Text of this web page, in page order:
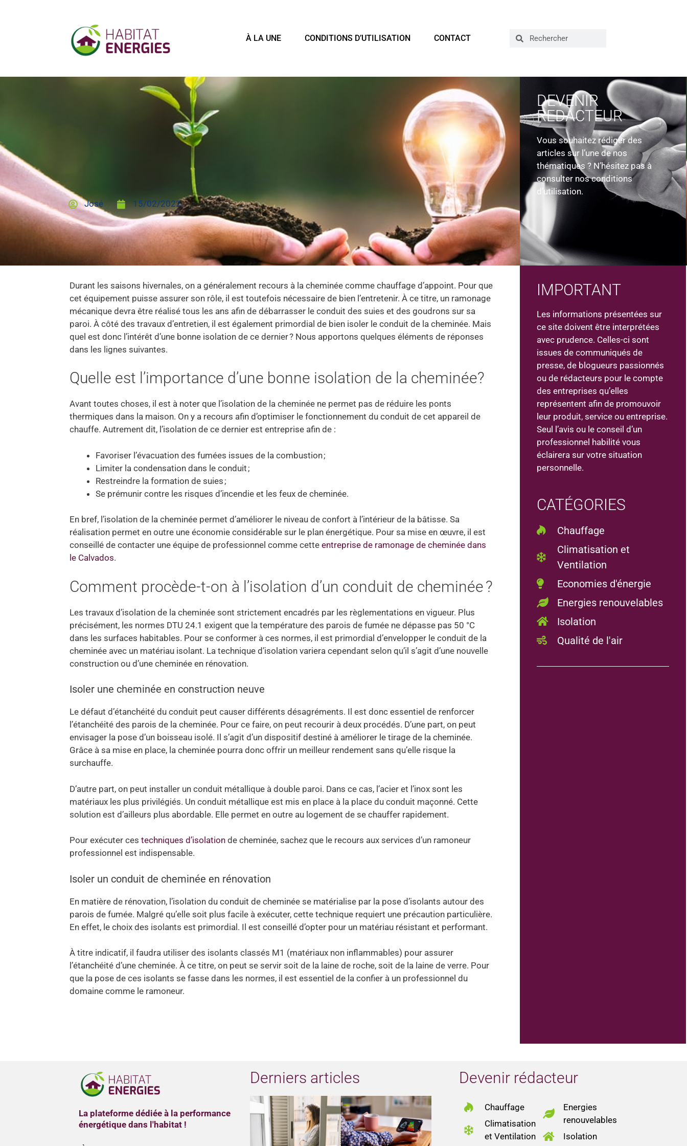
À LA UNE CONDITIONS D’UTILISATION CONTACT
José 15/02/2022
DEVENIR
REDACTEUR
Vous souhaitez rédiger des
articles sur l’une de nos
thématiques ? N’hésitez pas à
consulter nos conditions
d’utilisation.
Durant les saisons hivernales, on a généralement recours à la cheminée comme chauffage d’appoint. Pour que
cet équipement puisse assurer son rôle, il est toutefois nécessaire de bien l’entretenir. À ce titre, un ramonage
mécanique devra être réalisé tous les ans afin de débarrasser le conduit des suies et des goudrons sur sa
paroi. À côté des travaux d’entretien, il est également primordial de bien isoler le conduit de la cheminée. Mais
quel est donc l’intérêt d’une bonne isolation de ce dernier ? Nous apportons quelques éléments de réponses
dans les lignes suivantes.
Quelle est l’importance d’une bonne isolation de la cheminée?
Avant toutes choses, il est à noter que l’isolation de la cheminée ne permet pas de réduire les ponts
thermiques dans la maison. On y a recours afin d’optimiser le fonctionnement du conduit de cet appareil de
chauffe. Autrement dit, l’isolation de ce dernier est entreprise afin de :
Favoriser l’évacuation des fumées issues de la combustion ;
Limiter la condensation dans le conduit ;
Restreindre la formation de suies ;
Se prémunir contre les risques d’incendie et les feux de cheminée.
En bref, l’isolation de la cheminée permet d’améliorer le niveau de confort à l’intérieur de la bâtisse. Sa
réalisation permet en outre une économie considérable sur le plan énergétique. Pour sa mise en œuvre, il est
conseillé de contacter une équipe de professionnel comme cetteentreprise de ramonage de cheminée dans
le Calvados.
Comment procède-t-on à l’isolation d’un conduit de cheminée ?
Les travaux d’isolation de la cheminée sont strictement encadrés par les règlementations en vigueur. Plus
précisément, les normes DTU 24.1 exigent que la température des parois de fumée ne dépasse pas 50 °C
dans les surfaces habitables. Pour se conformer à ces normes, il est primordial d’envelopper le conduit de la
cheminée avec un matériau isolant. La technique d’isolation variera cependant selon qu’il s’agit d’une nouvelle
construction ou d’une cheminée en rénovation.
Isoler une cheminée en construction neuve
Le défaut d’étanchéité du conduit peut causer différents désagréments. Il est donc essentiel de renforcer
l’étanchéité des parois de la cheminée. Pour ce faire, on peut recourir à deux procédés. D’une part, on peut
envisager la pose d’un boisseau isolé. Il s’agit d’un dispositif destiné à améliorer le tirage de la cheminée.
Grâce à sa mise en place, la cheminée pourra donc offrir un meilleur rendement sans qu’elle risque la
surchauffe.
D’autre part, on peut installer un conduit métallique à double paroi. Dans ce cas, l’acier et l’inox sont les
matériaux les plus privilégiés. Un conduit métallique est mis en place à la place du conduit maçonné. Cette
solution est d’ailleurs plus abordable. Elle permet en outre au logement de se chauffer rapidement.
Pour exécuter cestechniques d’isolationde cheminée, sachez que le recours aux services d’un ramoneur
professionnel est indispensable.
Isoler un conduit de cheminée en rénovation
En matière de rénovation, l’isolation du conduit de cheminée se matérialise par la pose d’isolants autour des
parois de fumée. Malgré qu’elle soit plus facile à exécuter, cette technique requiert une précaution particulière.
En effet, le choix des isolants est primordial. Il est conseillé d’opter pour un matériau résistant et performant.
À titre indicatif, il faudra utiliser des isolants classés M1 (matériaux non inflammables) pour assurer
l’étanchéité d’une cheminée. À ce titre, on peut se servir soit de la laine de roche, soit de la laine de verre. Pour
que la pose de ces isolants se fasse dans les normes, il est essentiel de la confier à un professionnel du
domaine comme le ramoneur.
IMPORTANT
Les informations présentées sur
ce site doivent être interprétées
avec prudence. Celles-ci sont
issues de communiqués de
presse, de blogueurs passionnés
ou de rédacteurs pour le compte
des entreprises qu’elles
représentent afin de promouvoir
leur produit, service ou entreprise.
Seul l’avis ou le conseil d’un
professionnel habilité vous
éclairera sur votre situation
personnelle.
CATÉGORIES
Chauffage
Climatisation et
Ventilation
Economies d'énergie
Energies renouvelables
Isolation
Qualité de l'air
La plateforme dédiée à la performance
énergétique dans l'habitat !
Derniers articles Devenir rédacteur
Chauffage
Climatisation
et Ventilation
Energies
renouvelables
Isolation